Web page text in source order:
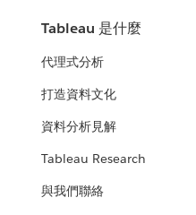
Tableau 是什麼
代理式分析
打造資料文化
資料分析見解
Tableau Research
與我們聯絡